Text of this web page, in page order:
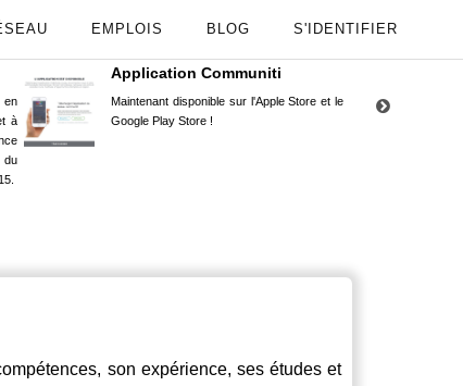
EMPLOIS BLOG S'IDENTIFIER
en
à
du
Application Communiti
Maintenant disponible sur l'Apple Store et le
Google Play Store !
son expérience, ses études et